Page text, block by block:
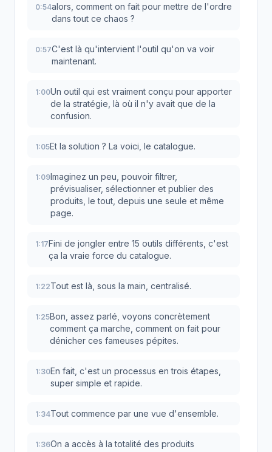
0:54alors, comment on fait pour mettre de l'ordre
dans tout ce chaos ?
0:57C'est là qu'intervient l'outil qu'on va voir
maintenant.
1:00Un outil qui est vraiment conçu pour apporter
de la stratégie, là où il n'y avait que de la
confusion.
1:05Et la solution ? La voici, le catalogue.
1:09Imaginez un peu, pouvoir filtrer,
prévisualiser, sélectionner et publier des
produits, le tout, depuis une seule et même
page.
1:17Fini de jongler entre 15 outils différents, c'est
ça la vraie force du catalogue.
1:22Tout est là, sous la main, centralisé.
1:25Bon, assez parlé, voyons concrètement
comment ça marche, comment on fait pour
dénicher ces fameuses pépites.
1:30En fait, c'est un processus en trois étapes,
super simple et rapide.
1:34Tout commence par une vue d'ensemble.
1:36On a accès à la totalité des produits